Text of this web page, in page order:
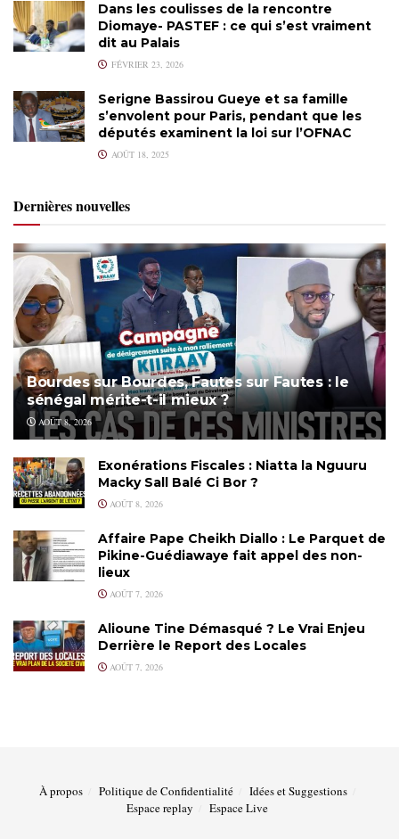
Dans les coulisses de la rencontre
Diomaye- PASTEF : ce qui s’est vraiment
dit au Palais
FÉVRIER 23, 2026
Serigne Bassirou Gueye et sa famille
s’envolent pour Paris, pendant que les
députés examinent la loi sur l’OFNAC
AOÛT 18, 2025
Dernières nouvelles
Bourdes sur Bourdes, Fautes sur Fautes : le
sénégal mérite-t-il mieux ?
AOÛT 8, 2026
Exonérations Fiscales : Niatta la Nguuru
Macky Sall Balé Ci Bor ?
AOÛT 8, 2026
Affaire Pape Cheikh Diallo : Le Parquet de
Pikine-Guédiawaye fait appel des non-
lieux
AOÛT 7, 2026
Alioune Tine Démasqué ? Le Vrai Enjeu
Derrière le Report des Locales
AOÛT 7, 2026
À propos Politique de Confidentialité
Idées et Suggestions
Espace replay
Espace Live